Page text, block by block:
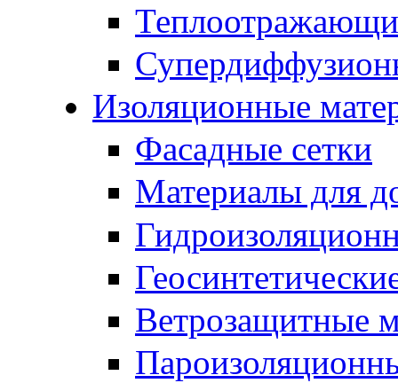
Изоляционные
Фасадные сетки
Материалы для
Ветрозащитные